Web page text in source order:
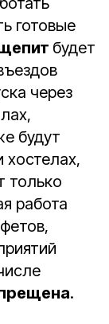
готовые
будет
через
будут
хостелах,
только
работа
.